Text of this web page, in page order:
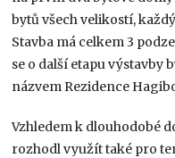
bytů všech velikostí,
Stavba má celkem 3
se o další etapu výstavby
názvem Rezidence
Vzhledem k dlouhodobé
rozhodl využít také pro